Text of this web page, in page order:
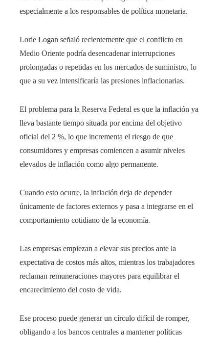
especialmente a los responsables de política monetaria.
Lorie Logan señaló recientemente que el conflicto en
Medio Oriente podría desencadenar interrupciones
prolongadas o repetidas en los mercados de suministro, lo
que a su vez intensificaría las presiones inflacionarias.
El problema para la Reserva Federal es que la inflación ya
lleva bastante tiempo situada por encima del objetivo
oficial del 2 %, lo que incrementa el riesgo de que
consumidores y empresas comiencen a asumir niveles
elevados de inflación como algo permanente.
Cuando esto ocurre, la inflación deja de depender
únicamente de factores externos y pasa a integrarse en el
comportamiento cotidiano de la economía.
Las empresas empiezan a elevar sus precios ante la
expectativa de costos más altos, mientras los trabajadores
reclaman remuneraciones mayores para equilibrar el
encarecimiento del costo de vida.
Ese proceso puede generar un círculo difícil de romper,
obligando a los bancos centrales a mantener políticas